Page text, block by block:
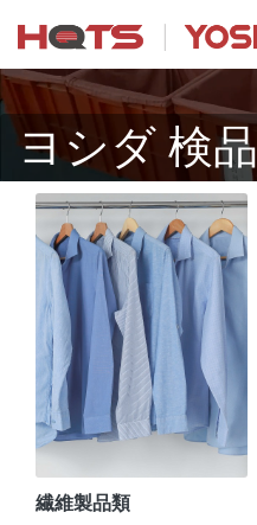
ヨシダ 検品
繊維製品類